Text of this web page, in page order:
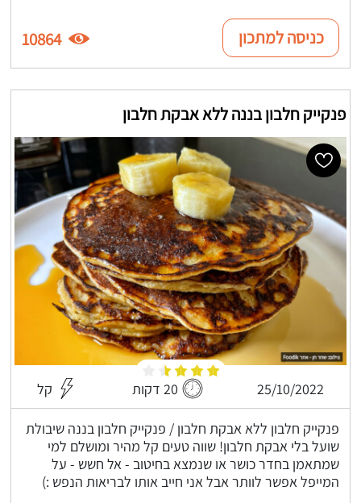
כניסה למתכון 10864
פנקייק חלבון בננה ללא אבקת חלבון
25/10/2022 20 דקות קל
פנקייק חלבון ללא אבקת חלבון / פנקייק חלבון בננה שיבולת
שועל בלי אבקת חלבון! שווה טעים קל מהיר ומושלם למי
שמתאמן בחדר כושר או שנמצא בחיטוב - אל חשש - על
המייפל אפשר לוותר אבל אני חייב אותו לבריאות הנפש :)